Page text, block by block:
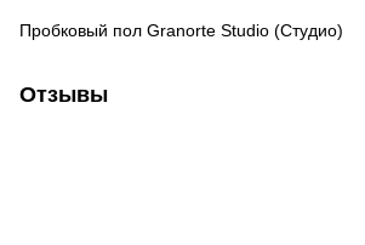
Пробковый пол Granorte Studio (Студио)
Отзывы